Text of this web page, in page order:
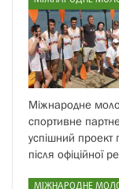
Міжнародне
спортивне
успішний проект
після офіційної